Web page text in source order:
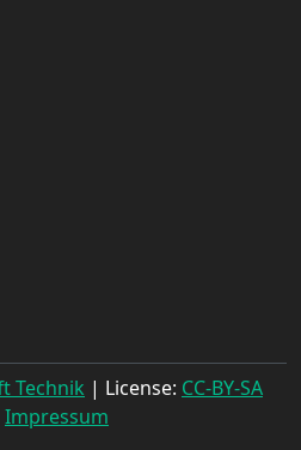
Technik | License: CC-BY-SA
Impressum